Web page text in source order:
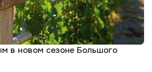
в новом сезоне Большого